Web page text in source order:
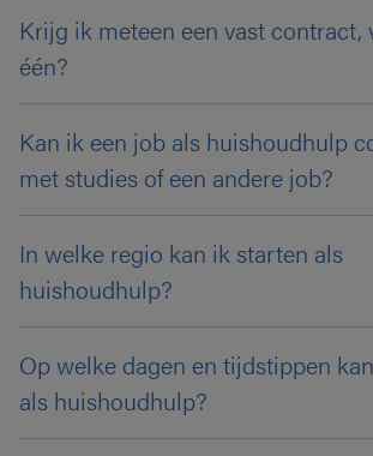
Krijg ik meteen een vast contract,
één?
Kan ik een job als huishoudhulp
met studies of een andere job?
In welke regio kan ik starten als
huishoudhulp?
Op welke dagen en tijdstippen
als huishoudhulp?